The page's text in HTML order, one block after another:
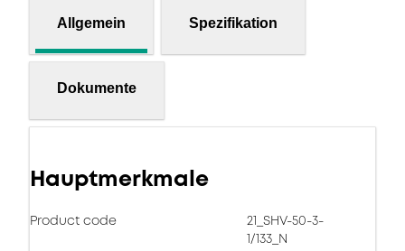
Allgemein Spezifikation
Dokumente
Hauptmerkmale
Product code
21_SHV-50-3-
1/133_N